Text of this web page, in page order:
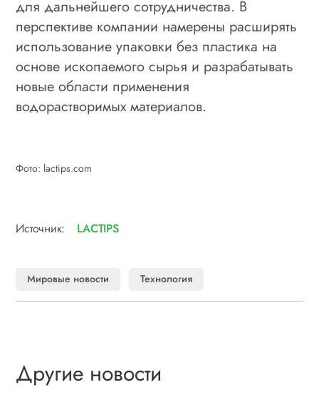
для дальнейшего сотрудничества. В
перспективе компании намерены расширять
использование упаковки без пластика на
основе ископаемого сырья и разрабатывать
новые области применения
водорастворимых материалов.
Фото: lactips.com
Источник: LACTIPS
Мировые новости Технология
Другие новости